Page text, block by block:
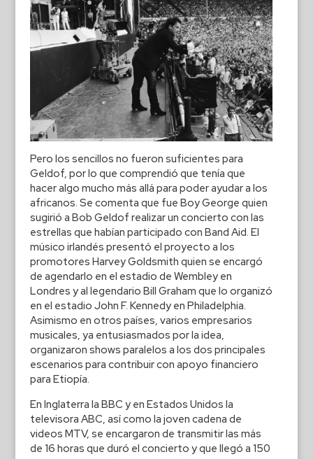
Pero los sencillos no fueron suficientes para
Geldof, por lo que comprendió que tenía que
hacer algo mucho más allá para poder ayudar a los
africanos. Se comenta que fue Boy George quien
sugirió a Bob Geldof realizar un concierto con las
estrellas que habían participado con Band Aid. El
músico irlandés presentó el proyecto a los
promotores Harvey Goldsmith quien se encargó
de agendarlo en el estadio de Wembley en
Londres y al legendario Bill Graham que lo organizó
en el estadio John F. Kennedy en Philadelphia.
Asimismo en otros países, varios empresarios
musicales, ya entusiasmados por la idea,
organizaron shows paralelos a los dos principales
escenarios para contribuir con apoyo financiero
para Etiopía.
En Inglaterra la BBC y en Estados Unidos la
televisora ABC, así como la joven cadena de
videos MTV, se encargaron de transmitir las más
de 16 horas que duró el concierto y que llegó a 150